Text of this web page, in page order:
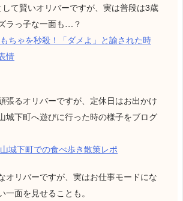
て賢いオリバーですが、実は普段は3歳
ラっ子な一面も…？
もちゃを秒殺！「ダメよ」と諭された時
情
張るオリバーですが、定休日はお出かけ
城下町へ遊びに行った時の様子をブログ
山城下町での食べ歩き散策レポ
オリバーですが、実はお仕事モードにな
一面を見せることも。